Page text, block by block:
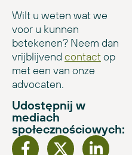
Wilt u weten wat we
voor u kunnen
betekenen? Neem dan
vrijblijvend contactop
met een van onze
advocaten.
Udostępnij w
mediach
społecznościowych: